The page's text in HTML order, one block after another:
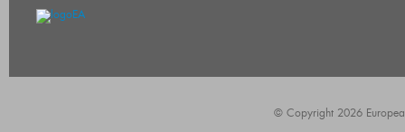
© Copyright 2026